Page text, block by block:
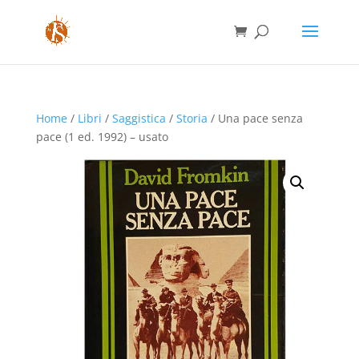
Home/ Libri / Saggistica / Storia / Una pace senza
pace (1 ed. 1992) – usato